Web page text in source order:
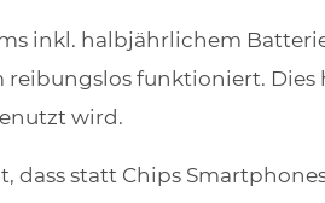
inkl. halbjährlichem
reibungslos funktioniert.
wird.
dass statt Chips